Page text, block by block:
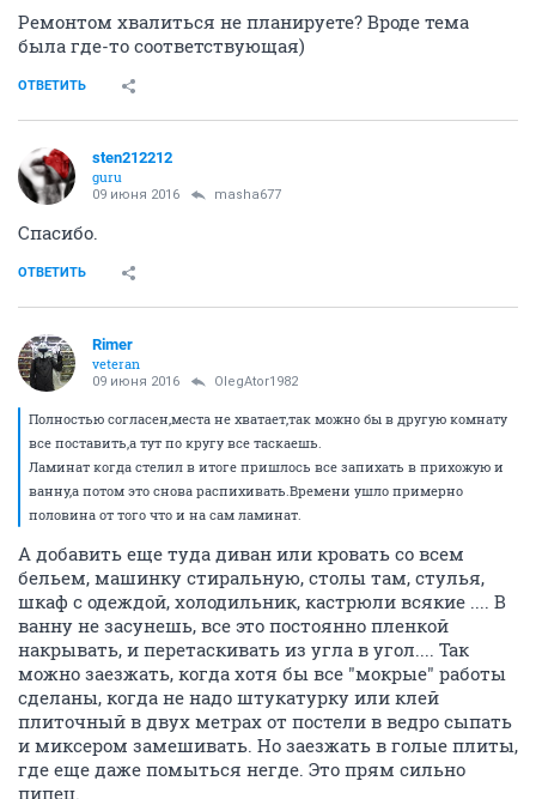
Ремонтом хвалиться не планируете? Вроде тема
была где-то соответствующая)
ОТВЕТИТЬ
sten212212
guru
09 июня 2016 masha677
Спасибо.
ОТВЕТИТЬ
Rimer
veteran
09 июня 2016 OlegAtor1982
Полностью согласен,места не хватает,так можно бы в другую комнату
все поставить,а тут по кругу все таскаешь.
Ламинат когда стелил в итоге пришлось все запихать в прихожую и
ванну,а потом это снова распихивать.Времени ушло примерно
половина от того что и на сам ламинат.
А добавить еще туда диван или кровать со всем
бельем, машинку стиральную, столы там, стулья,
шкаф с одеждой, холодильник, кастрюли всякие .... В
ванну не засунешь, все это постоянно пленкой
накрывать, и перетаскивать из угла в угол.... Так
можно заезжать, когда хотя бы все "мокрые" работы
сделаны, когда не надо штукатурку или клей
плиточный в двух метрах от постели в ведро сыпать
и миксером замешивать. Но заезжать в голые плиты,
где еще даже помыться негде. Это прям сильно
пипец.